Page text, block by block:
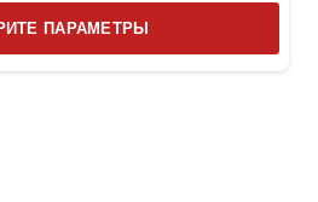
ПАРАМЕТРЫ
товар